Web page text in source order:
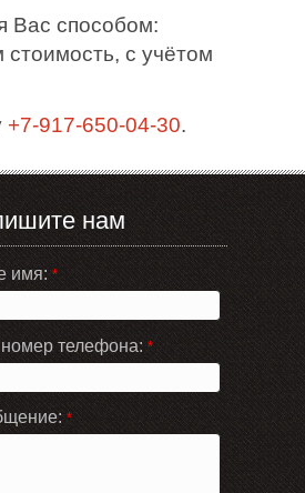
Вас способом:
с учётом
+7-917-650-04-30.
нам
имя: *
телефона: *
*